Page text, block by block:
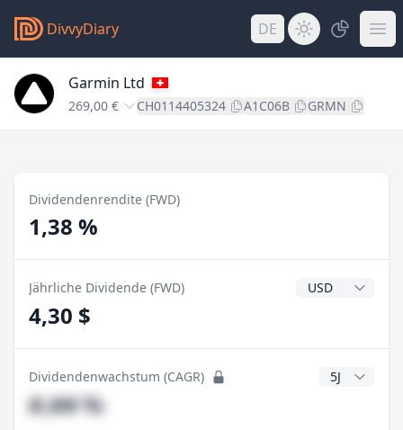
DivvyDiary DE
Garmin Ltd
269,00 € CH0114405324 A1C06B GRMN
Dividendenrendite (FWD)
1,38 %
Jährliche Dividende (FWD)
4,30 $
Dividendenwachstum (CAGR) CAGR Jahre
#,## %